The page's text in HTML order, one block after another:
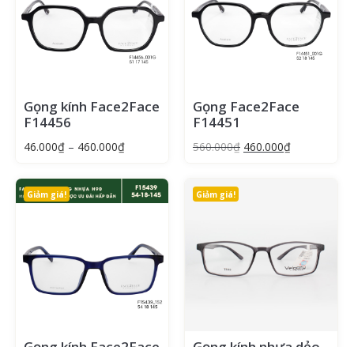
Gọng kính Face2Face
F14456
46.000₫ – 460.000₫
Gọng Face2Face
F14451
560.000₫ 460.000₫
Giảm giá! Giảm giá!